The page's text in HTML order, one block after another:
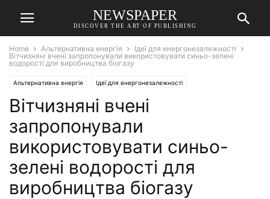
NEWSPAPER
DISCOVER THE ART OF PUBLISHING
Home Альтернативна енергія
Ідеї для енергонезалежності
Вітчизняні вчені запропонували використовувати синьо-зелені
водорості для виробництва біогазу
Альтернативна енергія Ідеї для енергонезалежності
Вітчизняні вчені
запропонували
використовувати синьо-
зелені водорості для
виробництва біогазу